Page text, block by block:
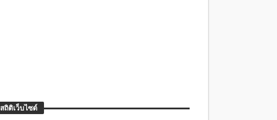
สถิติเว็บไซต์